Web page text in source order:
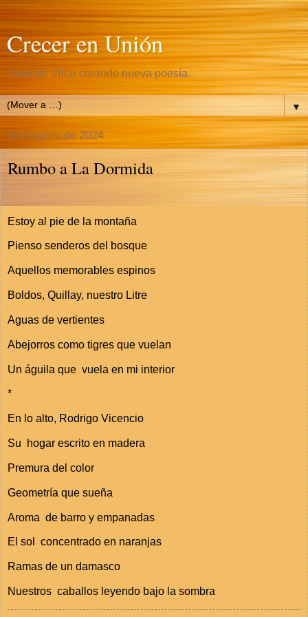
Crecer en Unión
Gonzalo Villar creando nueva poesía.
▼
29 de junio de 2024
Rumbo a La Dormida
Estoy al pie de la montaña
Pienso senderos del bosque
Aquellos memorables espinos
Boldos, Quillay, nuestro Litre
Aguas de vertientes
Abejorros como tigres que vuelan
Un águila que vuela en mi interior
*
En lo alto, Rodrigo Vicencio
Su hogar escrito en madera
Premura del color
Geometría que sueña
Aroma de barro y empanadas
El sol concentrado en naranjas
Ramas de un damasco
Nuestros caballos leyendo bajo la sombra